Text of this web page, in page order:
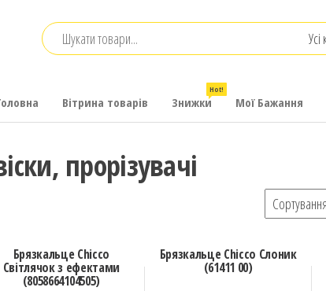
babystreet.com.ua
– інтернет-
Вітрина товарів Знижки
Hot!
Мої Бажання
прорізувачі
Брязкальце Chicco
Світлячок з ефектами
(8058664104505)
Брязкальце Chicco Слоник
(61411 00)